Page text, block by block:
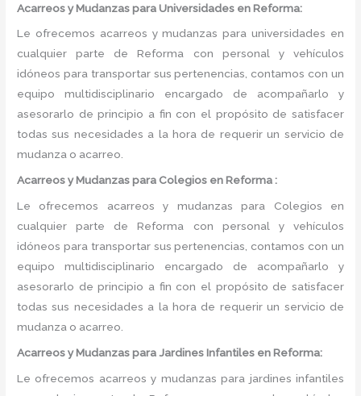
Acarreos y Mudanzas para Universidades en Reforma:
Le ofrecemos acarreos y mudanzas para universidades en
cualquier parte de Reforma con personal y vehículos
idóneos para transportar sus pertenencias, contamos con un
equipo multidisciplinario encargado de acompañarlo y
asesorarlo de principio a fin con el propósito de satisfacer
todas sus necesidades a la hora de requerir un servicio de
mudanza o acarreo.
Acarreos y Mudanzas para Colegios en Reforma :
Le ofrecemos acarreos y mudanzas para Colegios en
cualquier parte de Reforma con personal y vehículos
idóneos para transportar sus pertenencias, contamos con un
equipo multidisciplinario encargado de acompañarlo y
asesorarlo de principio a fin con el propósito de satisfacer
todas sus necesidades a la hora de requerir un servicio de
mudanza o acarreo.
Acarreos y Mudanzas para Jardines Infantiles en Reforma:
Le ofrecemos acarreos y mudanzas para jardines infantiles